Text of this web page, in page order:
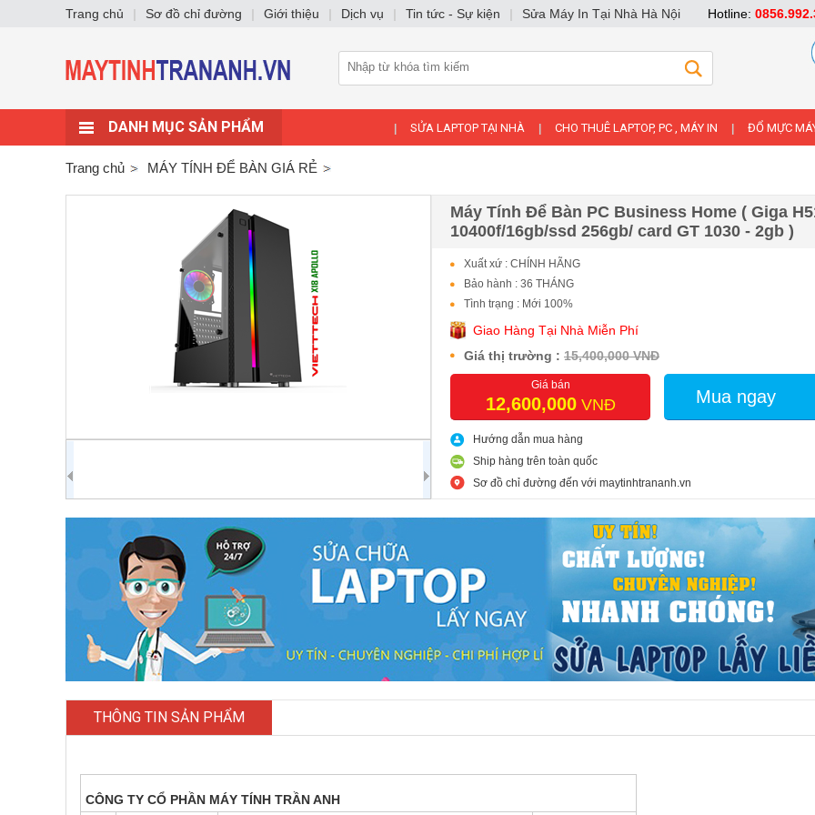
DANH MỤC SẢN PHẨM SỬA LAPTOP TẠI NHÀ CHO THUÊ LAPTOP, PC , MÁY IN ĐỔ MỰC
Trang chủ MÁY TÍNH ĐỂ BÀN GIÁ RẺ
Máy Tính Để Bàn PC Business Home ( Giga
10400f/16gb/ssd 256gb/ card GT 1030 - 2gb )
Xuất xứ : CHÍNH HÃNG
Bảo hành : 36 THÁNG
Tình trạng : Mới 100%
Giao Hàng Tại Nhà Miễn Phí
Giá thị trường : 15,400,000 VNĐ
Giá bán
12,600,000VNĐ Mua ngay
Hướng dẫn mua hàng
Ship hàng trên toàn quốc
Sơ đồ chỉ đường đến với maytinhtrananh.vn
THÔNG TIN SẢN PHẨM
CÔNG TY CỔ PHẦN MÁY TÍNH TRẦN ANH
Trang chủ | Sơ đồ chỉ đường | Giới thiệu | Dịch vụ | Tin tức - Sự kiện | Sửa Máy In Tại Nhà Hà Nội Hotline: